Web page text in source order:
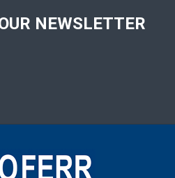
NEWSLETTER